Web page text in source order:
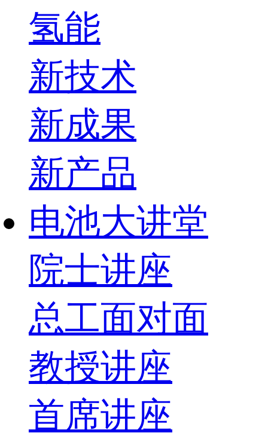
氢能
新技术
新成果
新产品
电池大讲堂
院士讲座
总工面对面
教授讲座
首席讲座